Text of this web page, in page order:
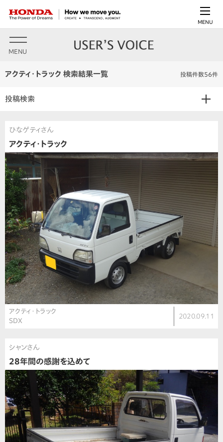
MENU
MENU
アクティ・トラック 検索結果一覧 投稿件数56件
投稿検索
ひなゲティさん
アクティ・トラック
アクティ・トラック
SDX
2020.09.11
シャンさん
28年間の感謝を込めて